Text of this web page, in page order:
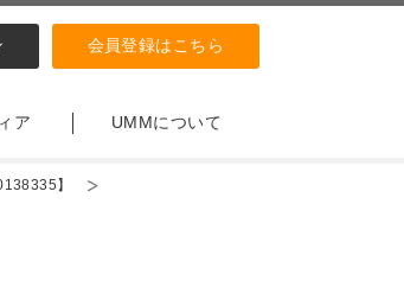
会員登録はこちら
ア UMMについて
】